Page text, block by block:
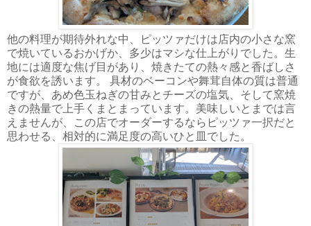
他の料理が期待外れな中、ピッツァだけは店内の小さな窯
で焼いているおかげか、多少はマシな仕上がりでした。生
地には適度な焦げ目があり、焼きたての熱々感と香ばしさ
が食欲を誘います。 具材のベーコンや舞茸自体の質は普通
ですが、あめ色玉ねぎの甘みとチーズの塩気、そして窯焼
きの熱量で上手くまとまっています。美味しいとまでは言
えませんが、この店でオーダーするならピッツァ一択だと
思わせる、相対的に満足度の高いひと皿でした。